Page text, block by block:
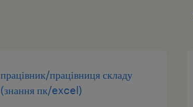
працівник/працівниця складу
(знання пк/excel)